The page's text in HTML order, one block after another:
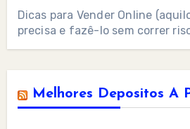
Dicas para Vender Online
precisa e fazê-lo sem correr
Melhores Depositos A